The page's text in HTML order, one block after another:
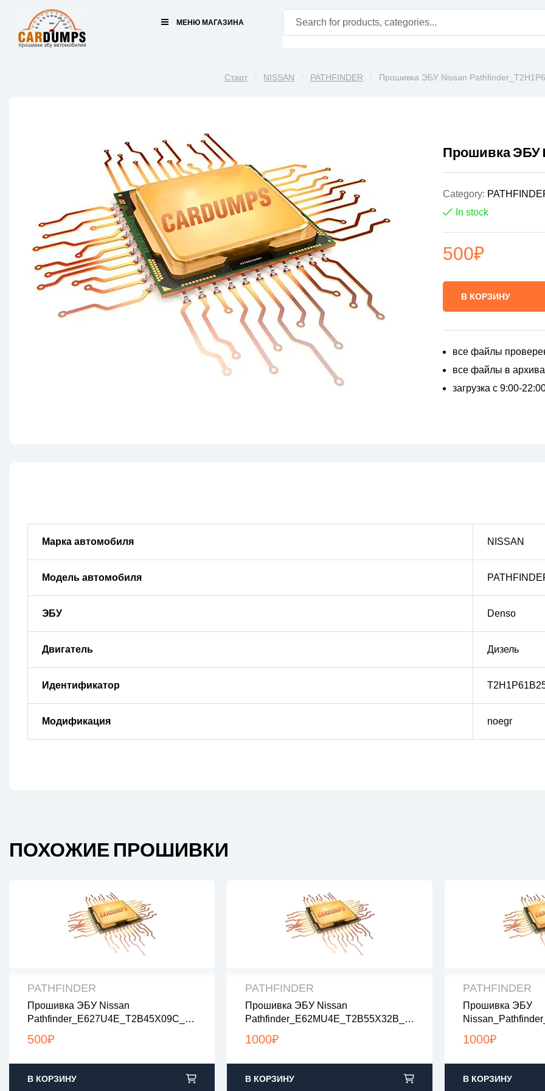
МЕНЮ МАГАЗИНА
Старт NISSAN PATHFINDER Прошивка ЭБУ Nissan
Прошивка ЭБУ
Category:
In stock
500₽
В КОРЗИНУ
все файлы
все файлы в
загрузка с 9:00-
Марка автомобиля NISSAN
Модель автомобиля
ЭБУ Denso
Двигатель Дизель
Идентификатор
Модификация noegr
ПОХОЖИЕ ПРОШИВКИ
PATHFINDER
Прошивка ЭБУ Nissan
Pathfinder_E627U4E_T2B45X09C_no
500₽
все файлы проверены на вирусы
все файлы в архивах zip или rar
загрузка с 9:00-22:00 по Москве
В КОРЗИНУ
PATHFINDER
Прошивка ЭБУ Nissan
Pathfinder_E62MU4E_T2B55X32B_St
1000₽
все файлы проверены на вирусы
все файлы в архивах zip или rar
загрузка с 9:00-22:00 по Москве
В КОРЗИНУ
PATHFINDER
Прошивка ЭБУ
1000₽
все файлы
все файлы в
загрузка с 9:00-
В КОРЗИНУ